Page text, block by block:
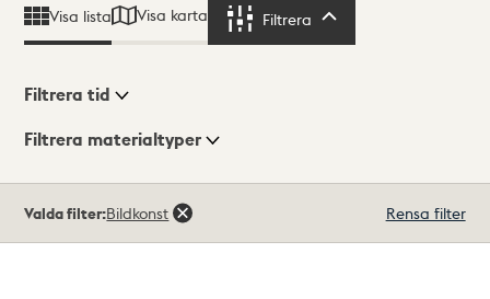
Visa lista Visa karta Filtrera
Visningsläge
Filtrera tid
Filtrera materialtyper
träffar
Valda filter:Bildkonst Rensa filter